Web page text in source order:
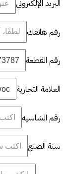
البريد الإلكتروني
رقم هاتفك
رقم القطعة
العلامة التجارية
رقم الشاسيه
سنة الصنع